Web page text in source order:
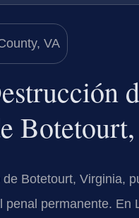
Botetourt, Virginia,
permanente. En